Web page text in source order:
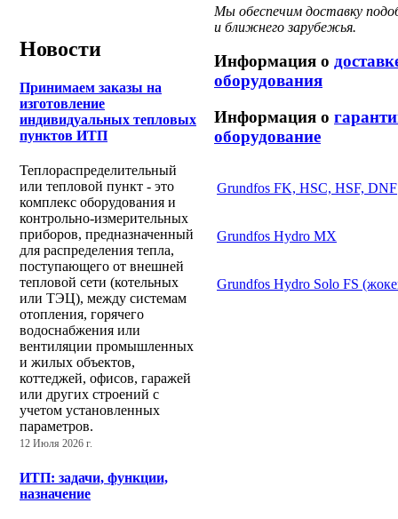
Новости
Принимаем заказы на
изготовление
индивидуальных тепловых
пунктов ИТП
Теплораспределительный
или тепловой пункт - это
комплекс оборудования и
контрольно-измерительных
приборов, предназначенный
для распределения тепла,
поступающего от внешней
тепловой сети (котельных
или ТЭЦ), между системам
отопления, горячего
водоснабжения или
вентиляции промышленных
и жилых объектов,
коттеджей, офисов, гаражей
или других строений с
учетом установленных
параметров.
12 Июля 2026 г.
ИТП: задачи, функции,
назначение
Мы обеспечим доставку
и ближнего зарубежья.
Информация о
оборудования
Информация о
оборудование
Grundfos FK, HSC, HSF, DNF
Grundfos Hydro MX
Grundfos Hydro Solo FS